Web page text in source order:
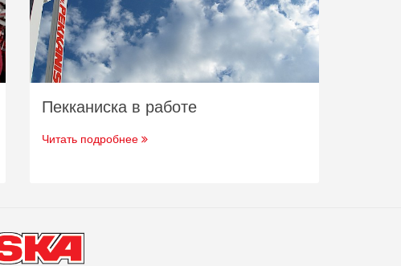
Пекканиска в работе
Читать подробнее